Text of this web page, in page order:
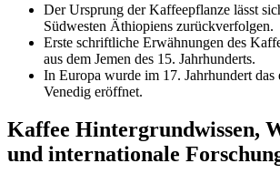
Der Ursprung der Kaffeepflanze lässt
Südwesten Äthiopiens zurückverfolgen.
Erste schriftliche Erwähnungen des
aus dem Jemen des 15. Jahrhunderts.
In Europa wurde im 17. Jahrhundert das
Venedig eröffnet.
Kaffee Hintergrundwissen,
und internationale